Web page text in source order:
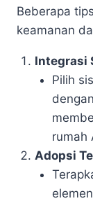
Beberapa
keamanan
Integrasi
Pilih
rumah
Adopsi